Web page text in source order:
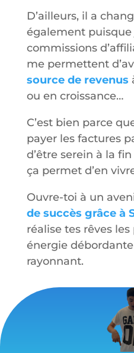
D’ailleurs, il a
également
commissions
me permettent
source de revenus
ou en croissance…
C’est bien parce
payer les factures
d’être serein à la
ça permet d’en
Ouvre-toi à un
de succès grâce à
réalise tes rêves
énergie
rayonnant.